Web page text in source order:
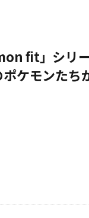
fit」シリ
ケモンたち